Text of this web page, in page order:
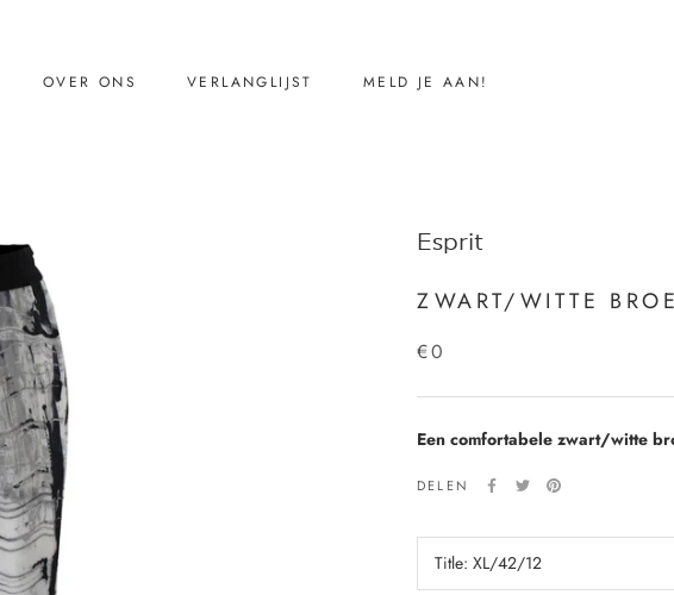
OVER ONS VERLANGLIJST MELD JE AAN!
Esprit
ZWART/WITTE
€0
Een comfortabele zwart/witte
DELEN
Title: XL/42/12